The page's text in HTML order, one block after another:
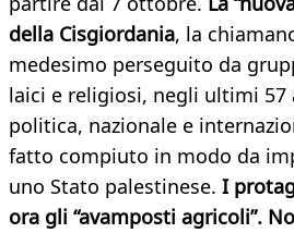
della Cisgiordania, la
medesimo perseguito da
laici e religiosi, negli ultimi 57
politica, nazionale e
fatto compiuto in modo da
uno Stato palestinese. I
ora gli “avamposti agricoli”.